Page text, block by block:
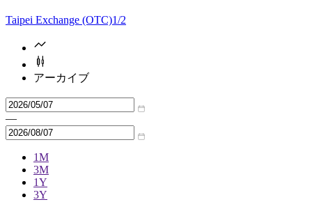
Taipei Exchange (OTC)1/2
アーカイブ
—
1M
3M
1Y
3Y